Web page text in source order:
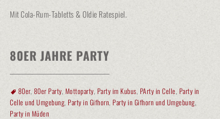
Mit Cola-Rum-Tabletts & Oldie Ratespiel.
80ER JAHRE PARTY
80er, 80er Party, Mottoparty, Party im Kubus, PArty in Celle, Party in
Celle und Umgebung, Party in Gifhorn, Party in Gifhorn und Umgebung,
Party in Müden